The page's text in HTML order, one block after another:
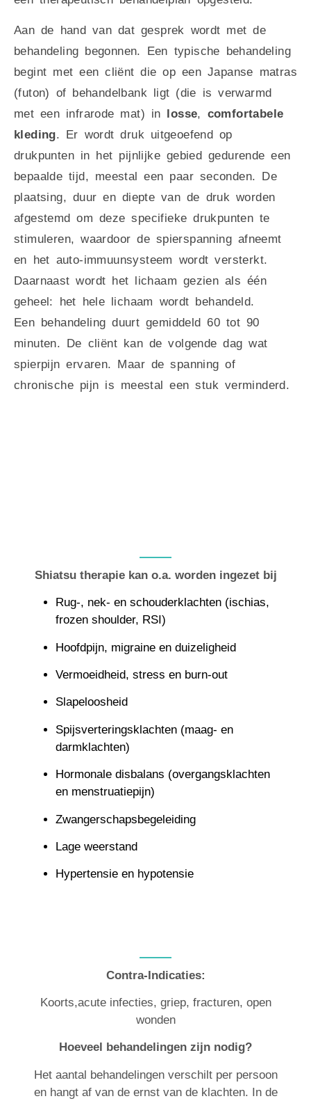
Aan de hand van dat gesprek wordt met de
behandeling begonnen. Een typische behandeling
begint met een cliënt die op een Japanse matras
(futon) of behandelbank ligt (die is verwarmd
met een infrarode mat) in losse, comfortabele
kleding. Er wordt druk uitgeoefend op
drukpunten in het pijnlijke gebied gedurende een
bepaalde tijd, meestal een paar seconden. De
plaatsing, duur en diepte van de druk worden
afgestemd om deze specifieke drukpunten te
stimuleren, waardoor de spierspanning afneemt
en het auto-immuunsysteem wordt versterkt.
Daarnaast wordt het lichaam gezien als één
geheel: het hele lichaam wordt behandeld.
Een behandeling duurt gemiddeld 60 tot 90
minuten. De cliënt kan de volgende dag wat
spierpijn ervaren. Maar de spanning of
chronische pijn is meestal een stuk verminderd.
Shiatsu therapie kan o.a. worden ingezet bij
Rug-, nek- en schouderklachten (ischias,
frozen shoulder, RSI)
Hoofdpijn, migraine en duizeligheid
Vermoeidheid, stress en burn-out
Slapeloosheid
Spijsverteringsklachten (maag- en
darmklachten)
Hormonale disbalans (overgangsklachten
en menstruatiepijn)
Zwangerschapsbegeleiding
Lage weerstand
Hypertensie en hypotensie
Contra-Indicaties:
Koorts,acute infecties, griep, fracturen, open
wonden
Hoeveel behandelingen zijn nodig?
Het aantal behandelingen verschilt per persoon
en hangt af van de ernst van de klachten. In de